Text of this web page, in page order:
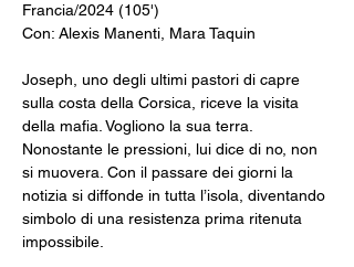
Francia/2024 (105')
Con: Alexis Manenti, Mara Taquin
Joseph, uno degli ultimi pastori di capre
sulla costa della Corsica, riceve la visita
della mafia. Vogliono la sua terra.
Nonostante le pressioni, lui dice di no, non
si muovera. Con il passare dei giorni la
notizia si diffonde in tutta l’isola, diventando
simbolo di una resistenza prima ritenuta
impossibile.